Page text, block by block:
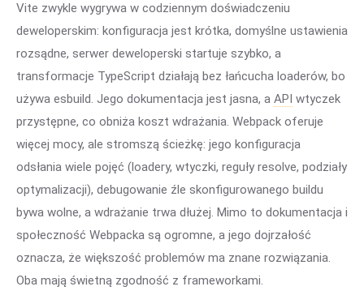
Vite zwykle wygrywa w codziennym doświadczeniu
deweloperskim: konfiguracja jest krótka, domyślne ustawienia
rozsądne, serwer deweloperski startuje szybko, a
transformacje TypeScript działają bez łańcucha loaderów, bo
używa esbuild. Jego dokumentacja jest jasna, a API wtyczek
przystępne, co obniża koszt wdrażania. Webpack oferuje
więcej mocy, ale stromszą ścieżkę: jego konfiguracja
odsłania wiele pojęć (loadery, wtyczki, reguły resolve, podziały
optymalizacji), debugowanie źle skonfigurowanego buildu
bywa wolne, a wdrażanie trwa dłużej. Mimo to dokumentacja i
społeczność Webpacka są ogromne, a jego dojrzałość
oznacza, że większość problemów ma znane rozwiązania.
Oba mają świetną zgodność z frameworkami.